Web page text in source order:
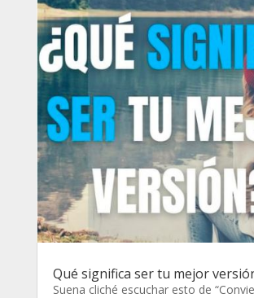
Qué significa ser tu mejor
Suena cliché escuchar esto de